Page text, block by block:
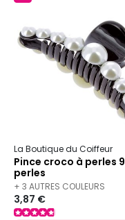
La Boutique du Coiffeur
Pince croco à perles 9
perles
+ 3 AUTRES COULEURS
DISPONIBLES
3,87 €